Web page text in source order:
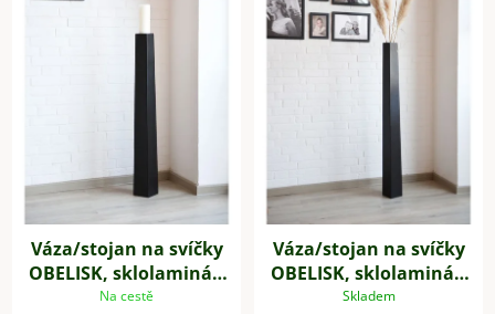
Váza/stojan na svíčky
OBELISK, sklolaminát,
výška 100 cm, černý
Na cestě
Váza/stojan na svíčky
OBELISK, sklolaminát,
výška 120 cm, černý
Skladem